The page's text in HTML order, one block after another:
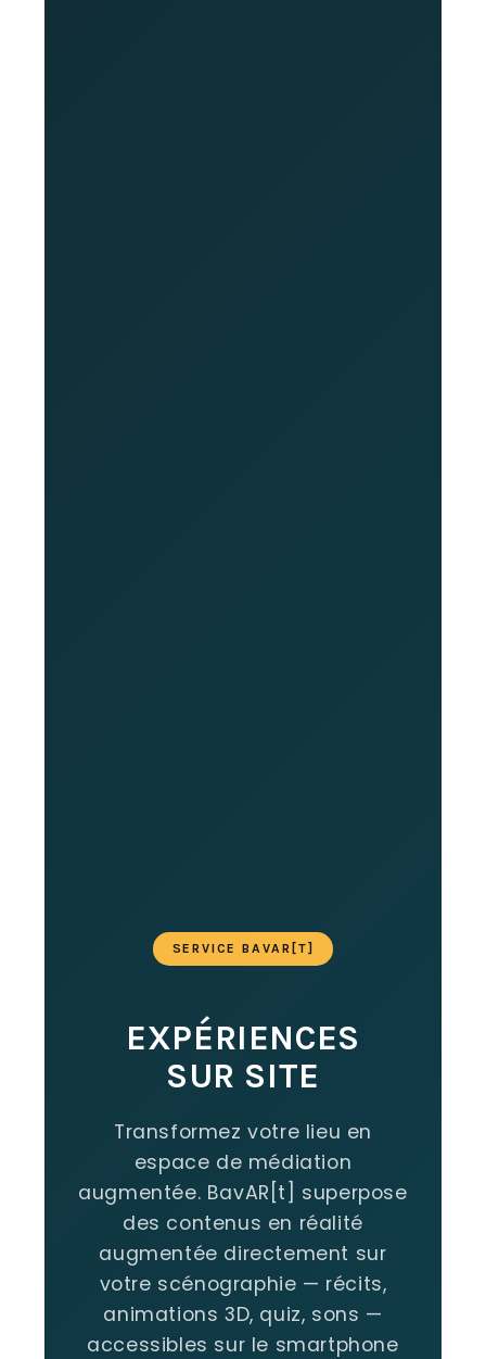
SERVICE BAVAR[T]
EXPÉRIENCES
SUR SITE
Transformez votre lieu en
espace de médiation
augmentée. BavAR[t] superpose
des contenus en réalité
augmentée directement sur
votre scénographie — récits,
animations 3D, quiz, sons —
accessibles sur le smartphone